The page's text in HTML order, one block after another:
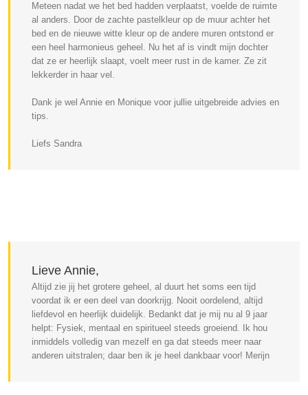
Meteen nadat we het bed hadden verplaatst, voelde de ruimte
al anders. Door de zachte pastelkleur op de muur achter het
bed en de nieuwe witte kleur op de andere muren ontstond er
een heel harmonieus geheel. Nu het af is vindt mijn dochter
dat ze er heerlijk slaapt, voelt meer rust in de kamer. Ze zit
lekkerder in haar vel.
Dank je wel Annie en Monique voor jullie uitgebreide advies en
tips.
Liefs Sandra
Lieve Annie,
Altijd zie jij het grotere geheel, al duurt het soms een tijd
voordat ik er een deel van doorkrijg. Nooit oordelend, altijd
liefdevol en heerlijk duidelijk. Bedankt dat je mij nu al 9 jaar
helpt: Fysiek, mentaal en spiritueel steeds groeiend. Ik hou
inmiddels volledig van mezelf en ga dat steeds meer naar
anderen uitstralen; daar ben ik je heel dankbaar voor! Merijn